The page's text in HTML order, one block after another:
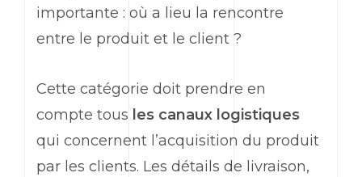
importante : où a lieu la rencontre
entre le produit et le client ?
Cette catégorie doit prendre en
compte tous les canaux logistiques
qui concernent l’acquisition du produit
par les clients. Les détails de livraison,